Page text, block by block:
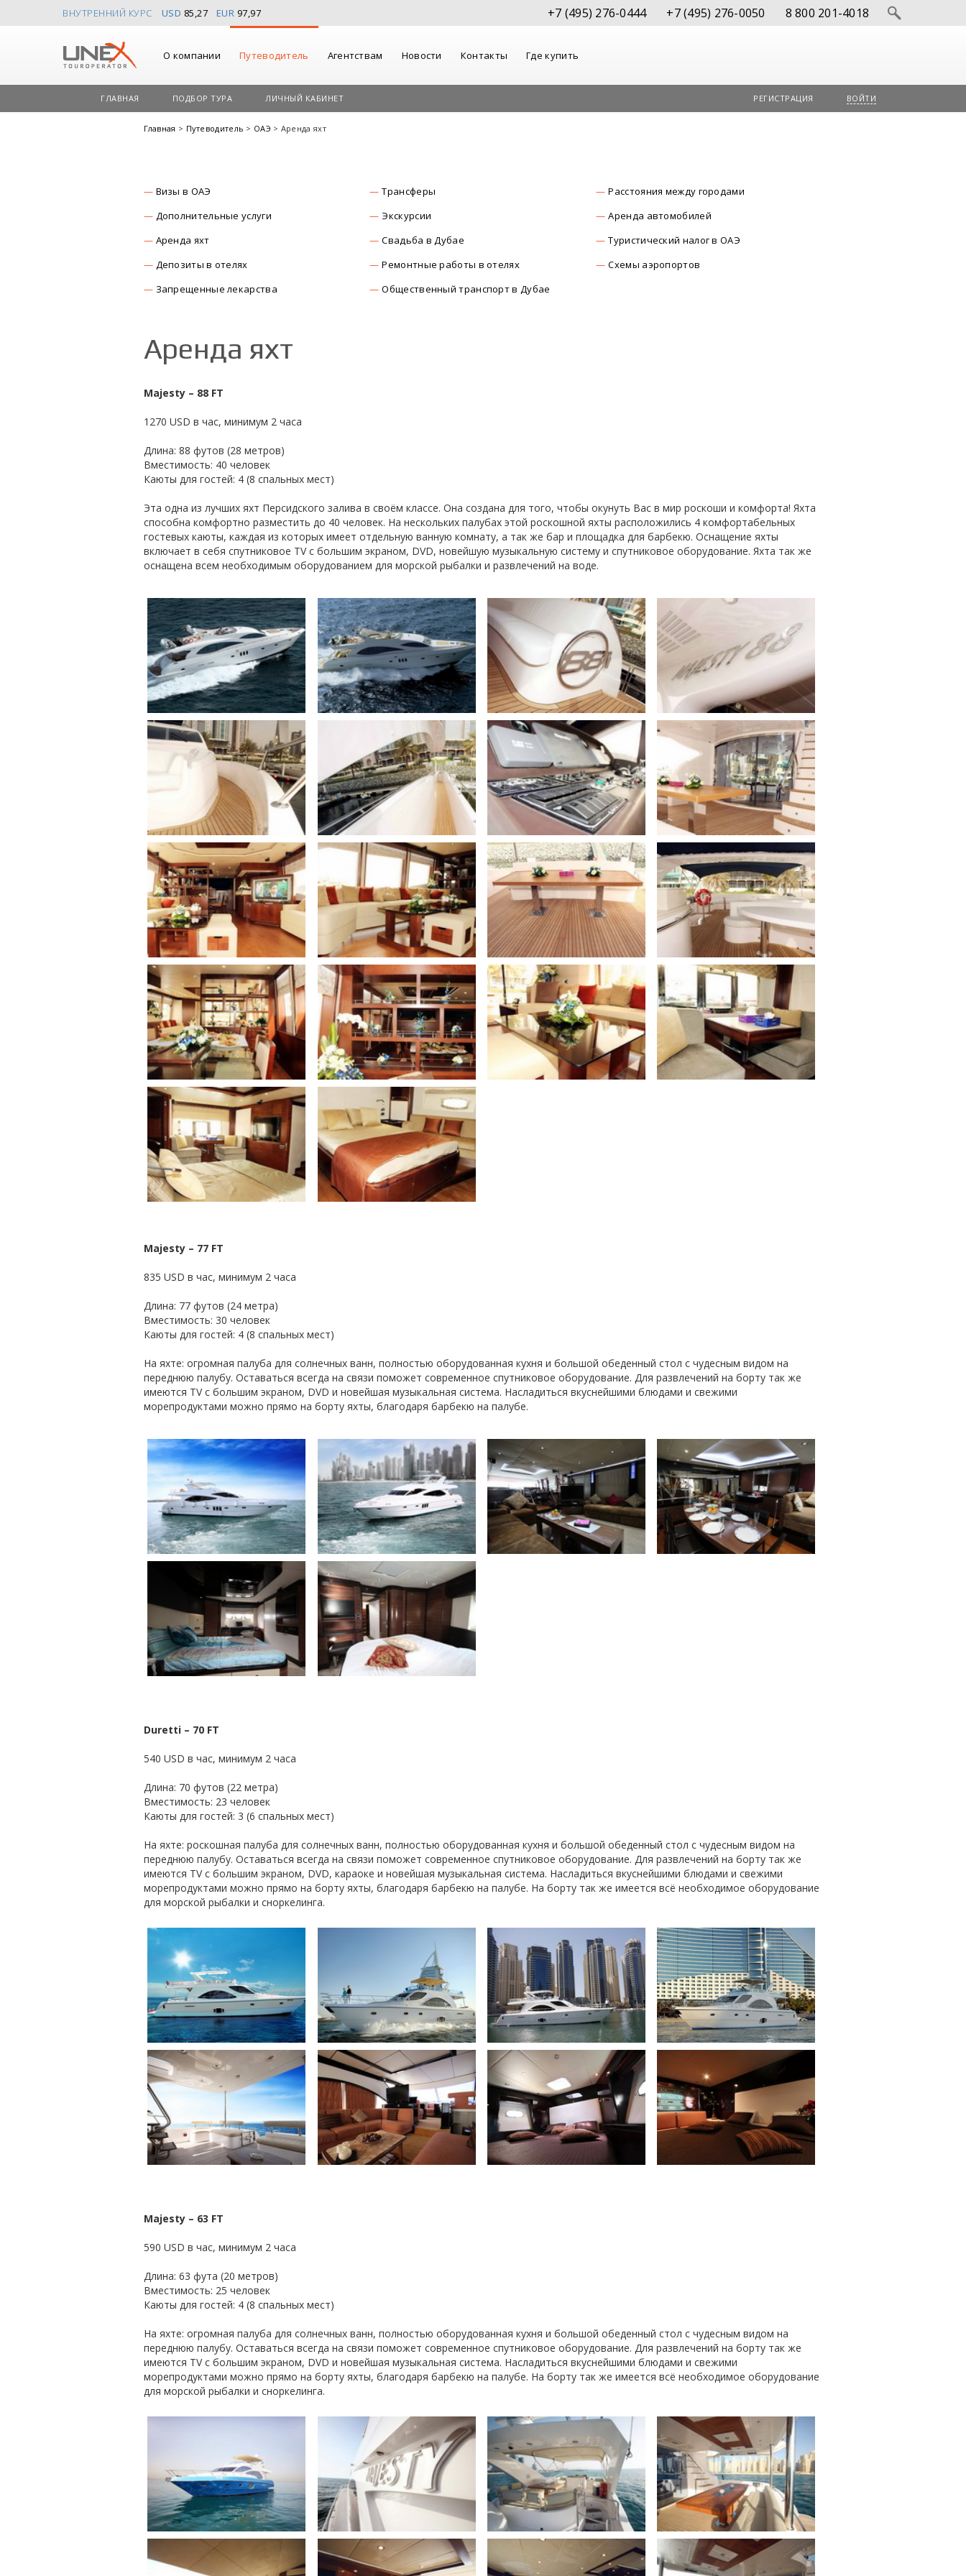
ВНУТРЕННИЙ КУРС USD 85,27 EUR 97,97 +7 (495) 276-0444 +7 (495) 276-0050 8 800 201-4018
О компании Путеводитель Агентствам Новости Контакты Где купить
ГЛАВНАЯ ПОДБОР ТУРА ЛИЧНЫЙ КАБИНЕТ РЕГИСТРАЦИЯ ВОЙТИ
Главная > Путеводитель > ОАЭ > Аренда яхт
Визы в ОАЭ Трансферы
Расстояния между городами
Дополнительные услуги
Экскурсии
Аренда автомобилей
Аренда яхт
Свадьба в Дубае
Туристический налог в ОАЭ
Депозиты в отелях
Ремонтные работы в отелях
Схемы аэропортов
Запрещенные лекарства
Общественный транспорт в Дубае
Аренда яхт
Majesty – 88 FT
1270 USD в час, минимум 2 часа
Длина: 88 футов (28 метров)
Вместимость: 40 человек
Каюты для гостей: 4 (8 спальных мест)
Эта одна из лучших яхт Персидского залива в своём классе. Она создана для того, чтобы окунуть Вас в мир роскоши и комфорта! Яхта
способна комфортно разместить до 40 человек. На нескольких палубах этой роскошной яхты расположились 4 комфортабельных
гостевых каюты, каждая из которых имеет отдельную ванную комнату, а так же бар и площадка для барбекю. Оснащение яхты
включает в себя спутниковое TV с большим экраном, DVD, новейшую музыкальную систему и спутниковое оборудование. Яхта так же
оснащена всем необходимым оборудованием для морской рыбалки и развлечений на воде.
Majesty – 77 FT
835 USD в час, минимум 2 часа
Длина: 77 футов (24 метра)
Вместимость: 30 человек
Каюты для гостей: 4 (8 спальных мест)
На яхте: огромная палуба для солнечных ванн, полностью оборудованная кухня и большой обеденный стол с чудесным видом на
переднюю палубу. Оставаться всегда на связи поможет современное спутниковое оборудование. Для развлечений на борту так же
имеются TV с большим экраном, DVD и новейшая музыкальная система. Насладиться вкуснейшими блюдами и свежими
морепродуктами можно прямо на борту яхты, благодаря барбекю на палубе.
Duretti – 70 FT
540 USD в час, минимум 2 часа
Длина: 70 футов (22 метра)
Вместимость: 23 человек
Каюты для гостей: 3 (6 спальных мест)
На яхте: роскошная палуба для солнечных ванн, полностью оборудованная кухня и большой обеденный стол с чудесным видом на
переднюю палубу. Оставаться всегда на связи поможет современное спутниковое оборудование. Для развлечений на борту так же
имеются TV с большим экраном, DVD, караоке и новейшая музыкальная система. Насладиться вкуснейшими блюдами и свежими
морепродуктами можно прямо на борту яхты, благодаря барбекю на палубе. На борту так же имеется всё необходимое оборудование
для морской рыбалки и сноркелинга.
Majesty – 63 FT
590 USD в час, минимум 2 часа
Длина: 63 фута (20 метров)
Вместимость: 25 человек
Каюты для гостей: 4 (8 спальных мест)
На яхте: огромная палуба для солнечных ванн, полностью оборудованная кухня и большой обеденный стол с чудесным видом на
переднюю палубу. Оставаться всегда на связи поможет современное спутниковое оборудование. Для развлечений на борту так же
имеются TV с большим экраном, DVD и новейшая музыкальная система. Насладиться вкуснейшими блюдами и свежими
морепродуктами можно прямо на борту яхты, благодаря барбекю на палубе. На борту так же имеется всё необходимое оборудование
для морской рыбалки и сноркелинга.